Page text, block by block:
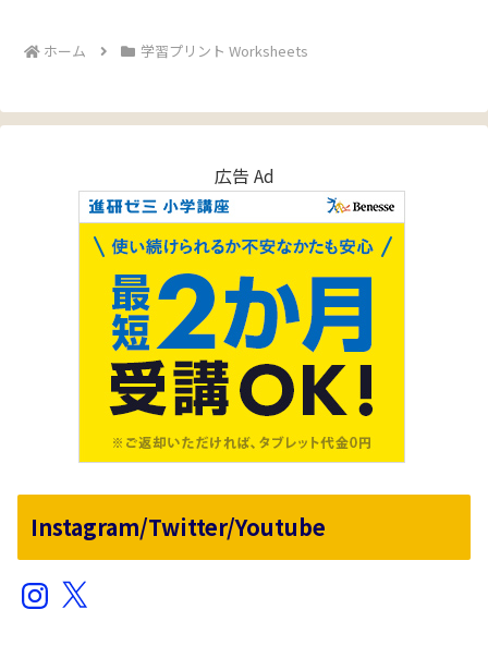
ホーム 学習プリント Worksheets
広告 Ad
Instagram/Twitter/Youtube
Instagram
X